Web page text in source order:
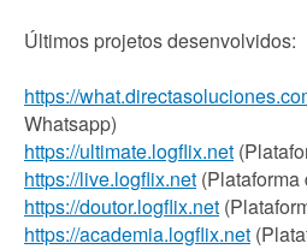
Últimos projetos desenvolvidos:
https://
Whatsapp)
https://ultimate.logflix.net
https://live.logflix.net (Plataforma
https://doutor.logflix.net
https://academia.logflix.net